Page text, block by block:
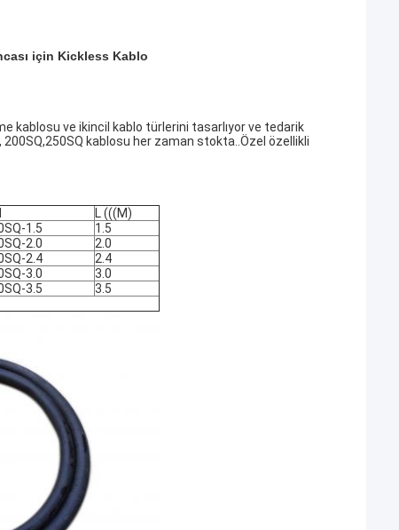
için Kickless Kablo
kablosu ve ikincil kablo türlerini tasarlıyor ve tedarik
kablosu her zaman stokta..Özel özellikli
L (((M)
1.5
1.5
2.0
2.0
2.4
2.4
3.0
3.0
3.5
3.5